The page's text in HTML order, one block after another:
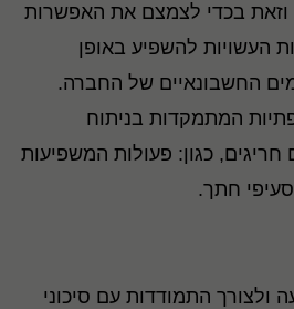
וזאת בכדי לצמצם את האפשרות
העשויות להשפיע באופן
החשבונאיים של החברה.
המתמקדות בניתוח
חריגים, כגון: פעולות המשפיעות
חתך.
התמודדות עם סיכוני